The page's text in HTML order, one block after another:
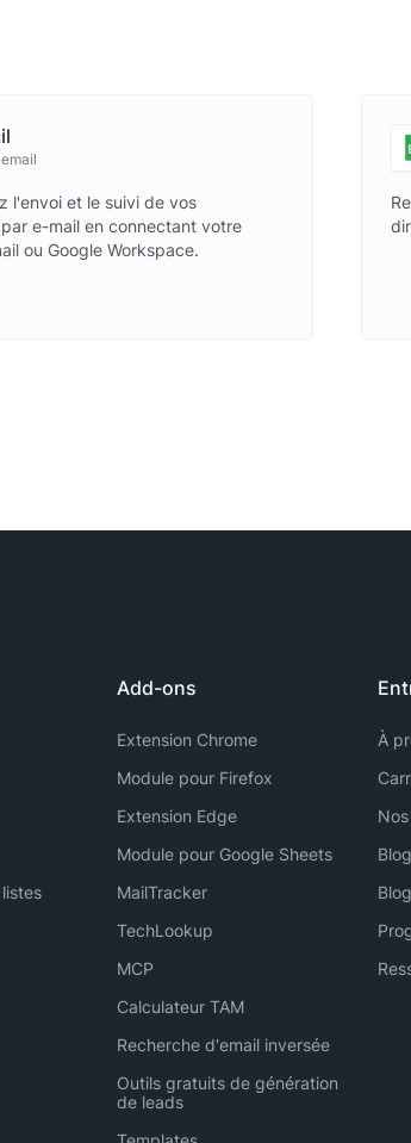
l'envoi et le suivi de vos
e-mail en connectant votre
ou Google Workspace.
Add-ons
Extension Chrome
Module pour Firefox
Extension Edge
Module pour Google Sheets
MailTracker
TechLookup
MCP
Calculateur TAM
Recherche d'email inversée
Outils gratuits de génération
de leads
À